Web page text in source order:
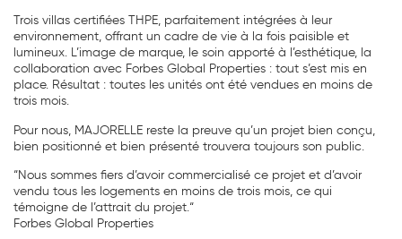
Trois villas certifiées THPE, parfaitement intégrées à leur
environnement, offrant un cadre de vie à la fois paisible et
lumineux. L’image de marque, le soin apporté à l’esthétique, la
collaboration avec Forbes Global Properties : tout s’est mis en
place. Résultat : toutes les unités ont été vendues en moins de
trois mois.
Pour nous, MAJORELLE reste la preuve qu’un projet bien conçu,
bien positionné et bien présenté trouvera toujours son public.
“Nous sommes fiers d’avoir commercialisé ce projet et d’avoir
vendu tous les logements en moins de trois mois, ce qui
témoigne de l’attrait du projet.“
Forbes Global Properties